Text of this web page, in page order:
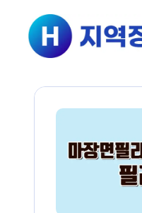
건너뛰기